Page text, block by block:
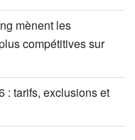
mènent les
compétitives sur
: tarifs, exclusions et